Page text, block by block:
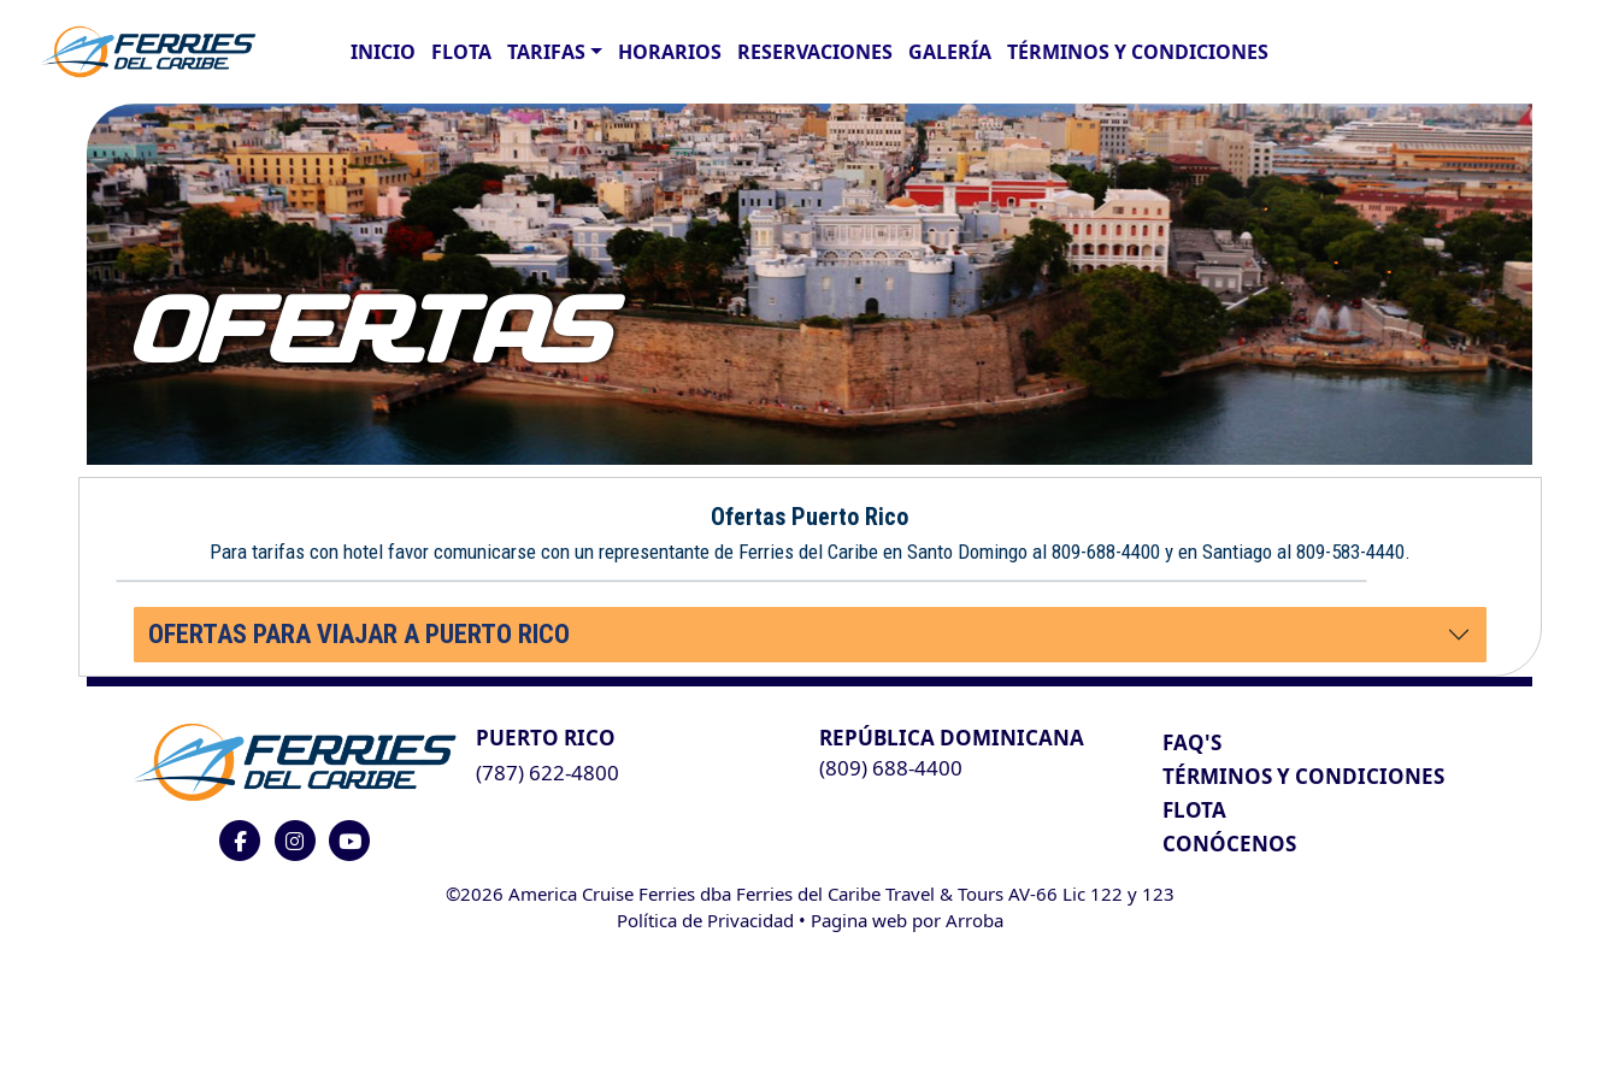
INICIO FLOTA TARIFAS HORARIOS RESERVACIONES GALERÍA TÉRMINOS Y CONDICIONES
OFERTAS
Ofertas Puerto Rico
Para tarifas con hotel favor comunicarse con un representante de Ferries del Caribe en Santo Domingo al 809-688-4400 y en Santiago al 809-583-4440.
OFERTAS PARA VIAJAR A PUERTO RICO
PUERTO RICO
(787) 622-4800
REPÚBLICA DOMINICANA
(809) 688-4400
FAQ'S
TÉRMINOS Y CONDICIONES
FLOTA
CONÓCENOS
©2026 America Cruise Ferries dba Ferries del Caribe Travel & Tours AV-66 Lic 122 y 123
Política de Privacidad • Pagina web por Arroba